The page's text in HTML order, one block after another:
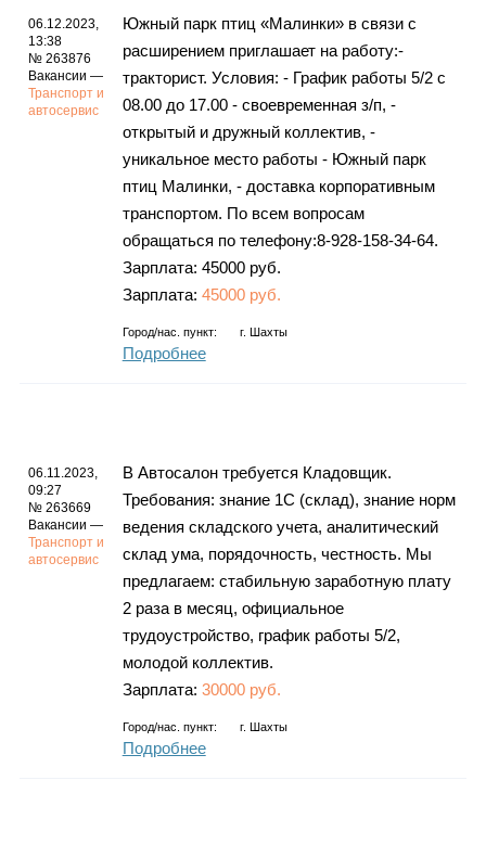
06.12.2023,
13:38
№ 263876
Вакансии —
Транспорт и
автосервис
Южный парк птиц «Малинки» в связи с
расширением приглашает на работу:-
тракторист. Условия: - График работы 5/2 с
08.00 до 17.00 - своевременная з/п, -
открытый и дружный коллектив, -
уникальное место работы - Южный парк
птиц Малинки, - доставка корпоративным
транспортом. По всем вопросам
обращаться по телефону:8-928-158-34-64.
Зарплата: 45000 руб.
Зарплата: 45000 руб.
Город/нас. пункт: г. Шахты
Подробнее
06.11.2023,
09:27
№ 263669
Вакансии —
Транспорт и
автосервис
В Автосалон требуется Кладовщик.
Требования: знание 1С (склад), знание норм
ведения складского учета, аналитический
склад ума, порядочность, честность. Мы
предлагаем: стабильную заработную плату
2 раза в месяц, официальное
трудоустройство, график работы 5/2,
молодой коллектив.
Зарплата: 30000 руб.
Город/нас. пункт: г. Шахты
Подробнее